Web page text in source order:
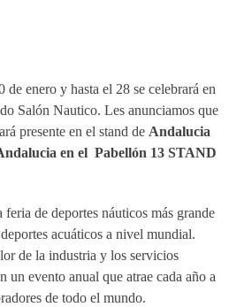
enero y hasta el 28 se celebrará en
Salón Nautico. Les anunciamos que
presente en el stand de Andalucia
en el Pabellón 13 STAND
de deportes náuticos más grande
acuáticos a nivel mundial.
de la industria y los servicios
un evento anual que atrae cada año a
de todo el mundo.